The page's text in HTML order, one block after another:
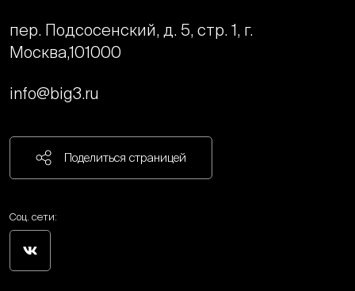
пер. Подсосенский, д. 5, стр. 1, г.
Москва,101000
info@big3.ru
Поделиться страницей
Соц. сети: